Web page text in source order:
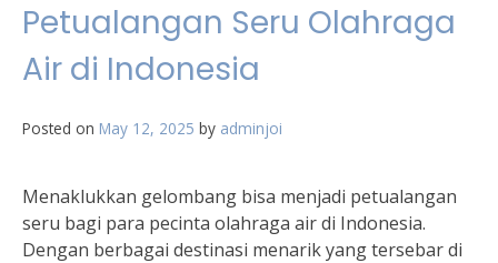
Petualangan Seru Olahraga
Air di Indonesia
Posted on May 12, 2025 by adminjoi
Menaklukkan gelombang bisa menjadi petualangan
seru bagi para pecinta olahraga air di Indonesia.
Dengan berbagai destinasi menarik yang tersebar di